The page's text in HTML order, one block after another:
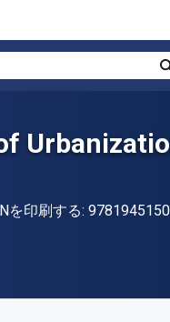
を印刷する: